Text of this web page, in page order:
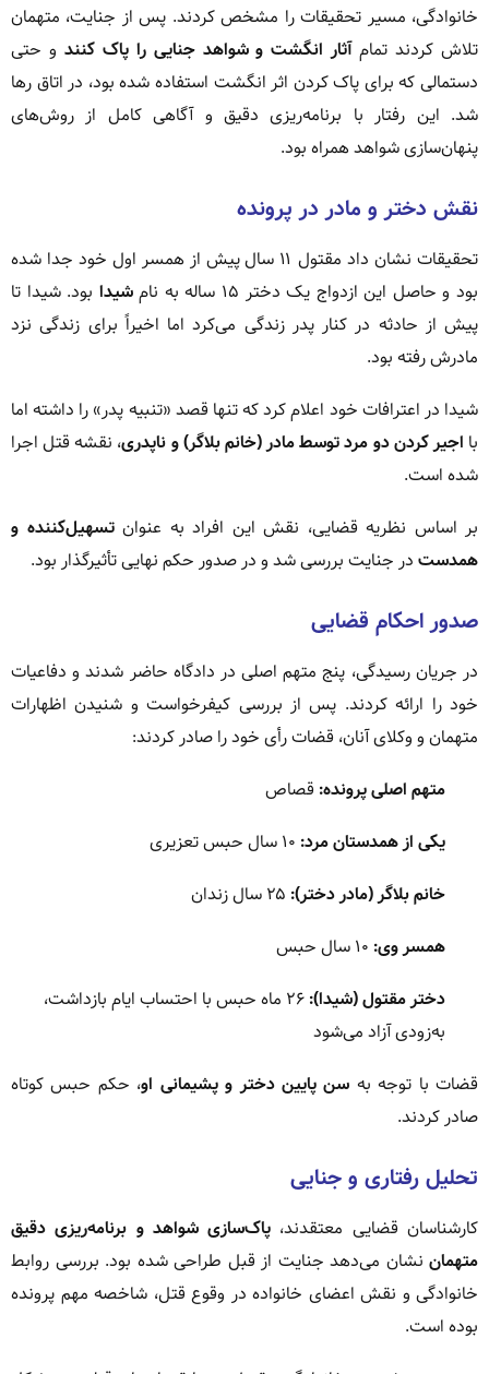
خانوادگی، مسیر تحقیقات را مشخص کردند. پس از جنایت، متهمان
تلاش کردند تمامآثار انگشت و شواهد جنایی را پاک کنند و حتی
دستمالی که برای پاک کردن اثر انگشت استفاده شده بود، در اتاق رها
شد. این رفتار با برنامه‌ریزی دقیق و آگاهی کامل از روش‌های
پنهان‌سازی شواهد همراه بود.
نقش دختر و مادر در پرونده
تحقیقات نشان داد مقتول ۱۱ سال پیش از همسر اول خود جدا شده
بود و حاصل این ازدواج یک دختر ۱۵ ساله به نام
شیدا بود. شیدا تا
پیش از حادثه در کنار پدر زندگی می‌کرد اما اخیراً برای زندگی نزد
مادرش رفته بود.
شیدا در اعترافات خود اعلام کرد که تنها قصد «تنبیه پدر» را داشته اما
با اجیر کردن دو مرد توسط مادر (خانم بلاگر) و ناپدری، نقشه قتل اجرا
شده است.
بر اساس نظریه قضایی، نقش این افراد به عنوانتسهیل‌کننده و
همدست در جنایت بررسی شد و در صدور حکم نهایی تأثیرگذار بود.
صدور احکام قضایی
در جریان رسیدگی، پنج متهم اصلی در دادگاه حاضر شدند و دفاعیات
خود را ارائه کردند. پس از بررسی کیفرخواست و شنیدن اظهارات
متهمان و وکلای آنان، قضات رأی خود را صادر کردند:
متهم اصلی پرونده: قصاص
یکی از همدستان مرد:
خانم بلاگر (مادر دختر):
همسر وی:
دختر مقتول (شیدا):
۲۶ ماه حبس با احتساب ایام بازداشت،
به‌زودی آزاد می‌شود
قضات با توجه به سن پایین دختر و پشیمانی او، حکم حبس کوتاه
صادر کردند.
تحلیل رفتاری و جنایی
کارشناسان قضایی معتقدند، پاک‌سازی شواهد و برنامه‌ریزی دقیق
متهمان نشان می‌دهد جنایت از قبل طراحی شده بود. بررسی روابط
خانوادگی و نقش اعضای خانواده در وقوع قتل، شاخصه مهم پرونده
بوده است.